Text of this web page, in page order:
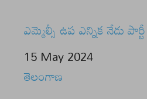
ఎమ్మెల్సీ ఉప ఎన్నిక నేడు
Date
15 May 2024
In relation to
తెలంగాణ